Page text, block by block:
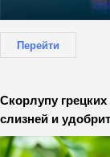
Перейти
Скорлупу
слизней и